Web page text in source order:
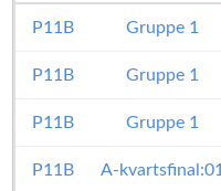
P11B Gruppe 1
P11B Gruppe 1
P11B Gruppe 1
P11B A-kvartsfinal:01